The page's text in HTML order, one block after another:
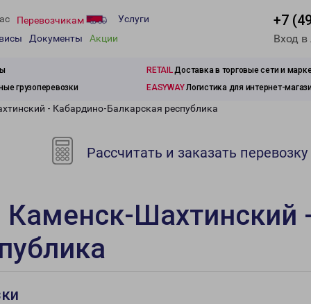
Перевозчикам
Услуги
Документы Акции
+7
Вход
RETAILДоставка в торговые сети и
грузоперевозки EASYWAYЛогистика для интернет-
- Кабардино-Балкарская республика
Рассчитать и заказать перевозку
Каменск-Шахтинский